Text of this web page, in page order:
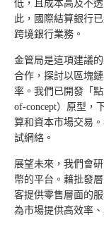
低，且成本高及不
此，國際結算銀行
跨境銀行業務。
金管局是這項建議
合作，探討以區塊
率。我們已開發「
of-concept）原型，
算和資本市場交易
試網絡。
展望未來，我們會
幣的平台。藉批發
客提供零售層面的
為市場提供高效率